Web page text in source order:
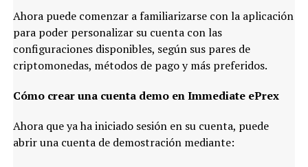
Ahora puede comenzar a familiarizarse con la aplicación
para poder personalizar su cuenta con las
configuraciones disponibles, según sus pares de
criptomonedas, métodos de pago y más preferidos.
Cómo crear una cuenta demo en Immediate ePrex
Ahora que ya ha iniciado sesión en su cuenta, puede
abrir una cuenta de demostración mediante: